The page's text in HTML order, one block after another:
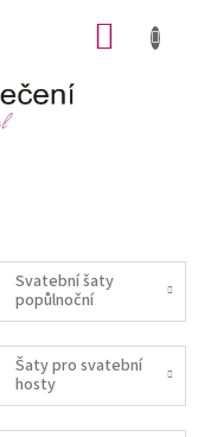
Svatební šaty
popůlnoční
Šaty pro svatební
hosty